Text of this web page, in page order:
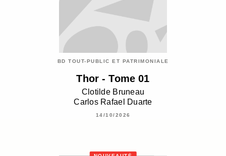
BD TOUT-PUBLIC ET PATRIMONIALE
Thor - Tome 01
Clotilde Bruneau
Carlos Rafael Duarte
14/10/2026